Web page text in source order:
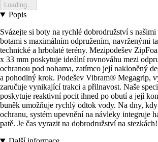
Loading...
Popis
Svázejte si boty na rychlé dobrodružství s
botami s maximálním odpružením, navrženými
technické a hrbolaté terény. Mezipodešev
x 33 mm poskytuje ideální rovnováhu mezi
ochranou pod nohama, zatímco její nakloněný
a pohodlný krok. Podešev Vibram® Megagrip,
zaručuje vynikající trakci a přilnavost. Naše
poskytuje reaktivní pocit ihned po obutí a její
buněk umožňuje rychlý odtok vody. Na dny, kdy
ochranu, systém upevnění na návleky integruje
patě. Je čas vyrazit na dobrodružství na stezkách!